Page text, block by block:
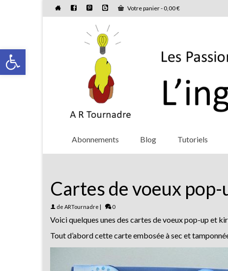
Ouvrir la barre d’outils
Votre panier-0,00€
Abonnements Blog Tutoriels
Cartes de voeux pop-
de ARTournadre | 0
Voici quelques unes des cartes de voeux pop-up et
Tout d’abord cette carte embosée à sec et